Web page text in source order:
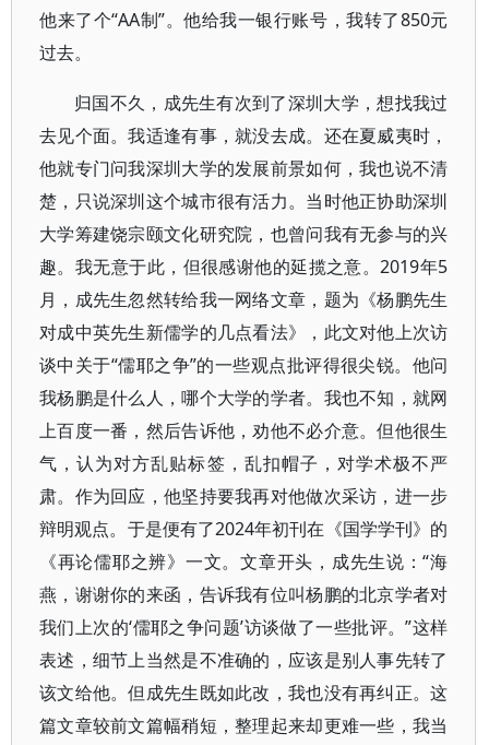
他来了个“AA制”。他给我一银行账号，我转了850元
过去。
归国不久，成先生有次到了深圳大学，想找我过
去见个面。我适逢有事，就没去成。还在夏威夷时，
他就专门问我深圳大学的发展前景如何，我也说不清
楚，只说深圳这个城市很有活力。当时他正协助深圳
大学筹建饶宗颐文化研究院，也曾问我有无参与的兴
趣。我无意于此，但很感谢他的延揽之意。2019年5
月，成先生忽然转给我一网络文章，题为《杨鹏先生
对成中英先生新儒学的几点看法》，此文对他上次访
谈中关于“儒耶之争”的一些观点批评得很尖锐。他问
我杨鹏是什么人，哪个大学的学者。我也不知，就网
上百度一番，然后告诉他，劝他不必介意。但他很生
气，认为对方乱贴标签，乱扣帽子，对学术极不严
肃。作为回应，他坚持要我再对他做次采访，进一步
辩明观点。于是便有了2024年初刊在《国学学刊》的
《再论儒耶之辨》一文。文章开头，成先生说：“海
燕，谢谢你的来函，告诉我有位叫杨鹏的北京学者对
我们上次的‘儒耶之争问题’访谈做了一些批评。”这样
表述，细节上当然是不准确的，应该是别人事先转了
该文给他。但成先生既如此改，我也没有再纠正。这
篇文章较前文篇幅稍短，整理起来却更难一些，我当